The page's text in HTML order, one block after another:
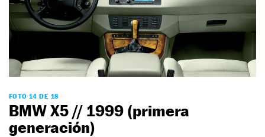
FOTO 14 DE 18
BMW X5 // 1999 (primera
generación)